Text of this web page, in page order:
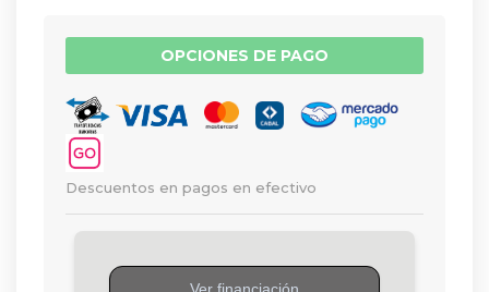
OPCIONES DE PAGO
Descuentos en pagos en efectivo